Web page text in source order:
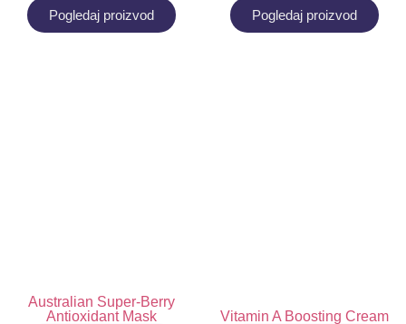
Pogledaj proizvod
Pogledaj proizvod
Australian Super-Berry
Antioxidant Mask
Vitamin A Boosting Cream